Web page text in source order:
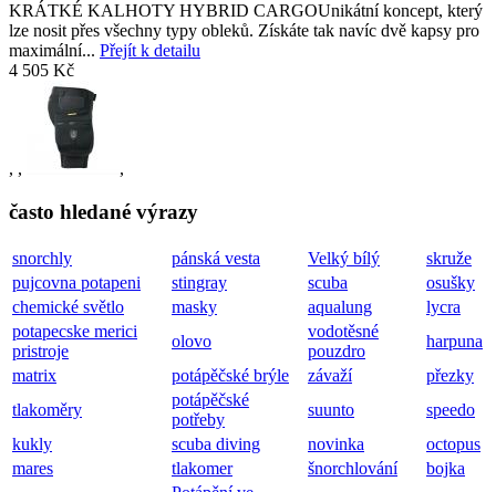
KRÁTKÉ KALHOTY HYBRID CARGOUnikátní koncept, který
lze nosit přes všechny typy obleků. Získáte tak navíc dvě kapsy pro
maximální... Přejít k detailu
4 505 Kč
, , ,
často hledané výrazy
snorchly pánská vesta Velký bílý
skruže
pujcovna potapeni
stingray scuba
osušky
chemické světlo
masky aqualung
lycra
potapecske merici
pristroje
olovo
vodotěsné
pouzdro
harpuna
matrix
potápěčské brýle závaží
přezky
tlakoměry
potápěčské
potřeby
suunto
speedo
kukly
scuba diving novinka
octopus
mares
tlakomer šnorchlování
bojka